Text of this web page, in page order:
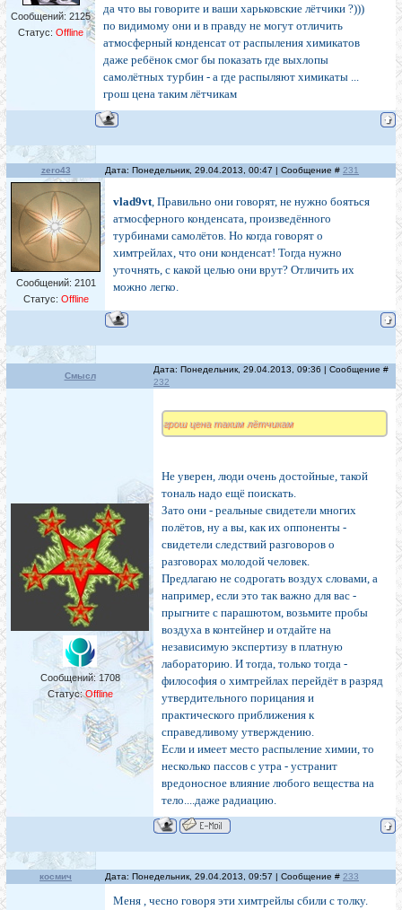
Сообщений: 2125
Статус: Offline
да что вы говорите и ваши харьковские лётчики ?)))
по видимому они и в правду не могут отличить
атмосферный конденсат от распыления химикатов
даже ребёнок смог бы показать где выхлопы
самолётных турбин - а где распыляют химикаты ...
грош цена таким лётчикам
zero43 Дата: Понедельник, 29.04.2013, 00:47 | Сообщение # 231
Сообщений: 2101
Статус: Offline
vlad9vt, Правильно они говорят, не нужно бояться
атмосферного конденсата, произведённого
турбинами самолётов. Но когда говорят о
химтрейлах, что они конденсат! Тогда нужно
уточнять, с какой целью они врут? Отличить их
можно легко.
Смысл
Дата: Понедельник, 29.04.2013, 09:36 | Сообщение #
232
Сообщений:1708
Статус:Offline
грош цена таким лётчикам
Не уверен, люди очень достойные, такой
тональ надо ещё поискать.
Зато они - реальные свидетели многих
полётов, ну а вы, как их оппоненты -
свидетели следствий разговоров о
разговорах молодой человек.
Предлагаю не содрогать воздух словами, а
например, если это так важно для вас -
прыгните с парашютом, возьмите пробы
воздуха в контейнер и отдайте на
независимую экспертизу в платную
лабораторию. И тогда, только тогда -
философия о химтрейлах перейдёт в разряд
утвердительного порицания и
практического приближения к
справедливому утверждению.
Если и имеет место распыление химии, то
несколько пассов с утра - устранит
вредоносное влияние любого вещества на
тело....даже радиацию.
космич Дата: Понедельник, 29.04.2013, 09:57 | Сообщение # 233
Меня , чесно говоря эти химтрейлы сбили с толку.